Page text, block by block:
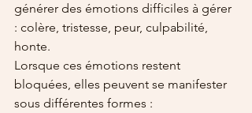
générer des émotions difficiles à gérer
: colère, tristesse, peur, culpabilité,
honte.
Lorsque ces émotions restent
bloquées, elles peuvent se manifester
sous différentes formes :